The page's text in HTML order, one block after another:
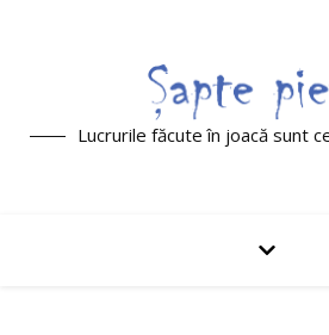
Lucrurile făcute în joacă sunt